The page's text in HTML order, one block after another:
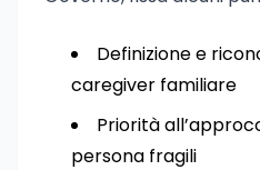
Definizione e
caregiver familiare
Priorità
persona fragili